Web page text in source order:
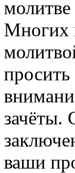
Многих
просить
зачёты.
ваши